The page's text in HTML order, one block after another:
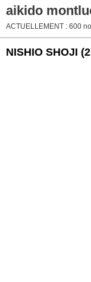
aikido
ACTUELLEMENT : 600
NISHIO SHOJI